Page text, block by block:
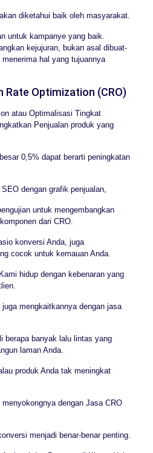
diketahui baik oleh masyarakat.
untuk kampanye yang baik.
kejujuran, bukan asal dibuat-
hal yang tujuannya
Rate Optimization (CRO)
atau Optimalisasi Tingkat
Penjualan produk yang
0,5% dapat berarti peningkatan
dengan grafik penjualan,
untuk mengembangkan
dari CRO.
konversi Anda, juga
cocok untuk kemauan Anda.
hidup dengan kebenaran yang
mengkaitkannya dengan jasa
berapa banyak lalu lintas yang
laman Anda.
produk Anda tak meningkat
dengan Jasa CRO
menjadi benar-benar penting.